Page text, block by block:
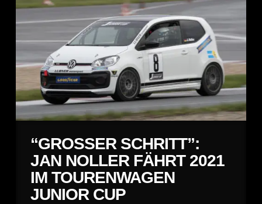
“GROSSER SCHRITT”: J
AN NOLLER FÄHRT 2021 I
M TOURENWAGEN J
UNIOR CUP